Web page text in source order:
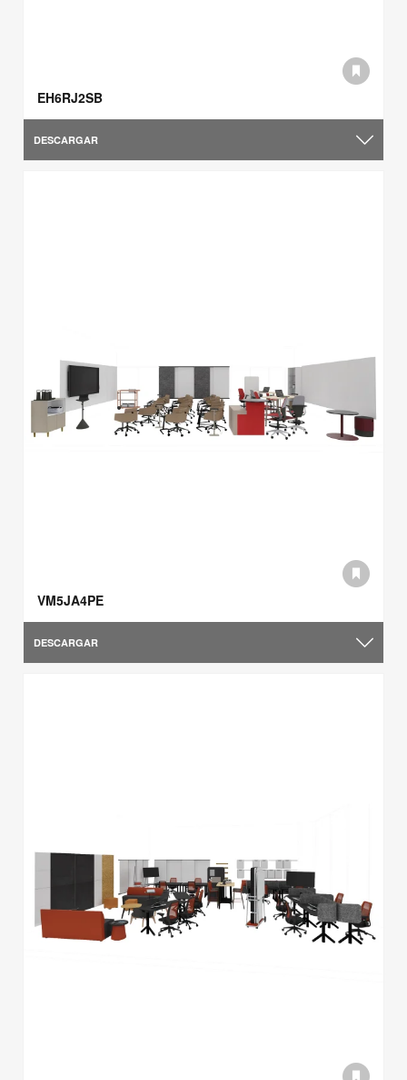
EH6RJ2SB
DESCARGAR
VM5JA4PE
DESCARGAR